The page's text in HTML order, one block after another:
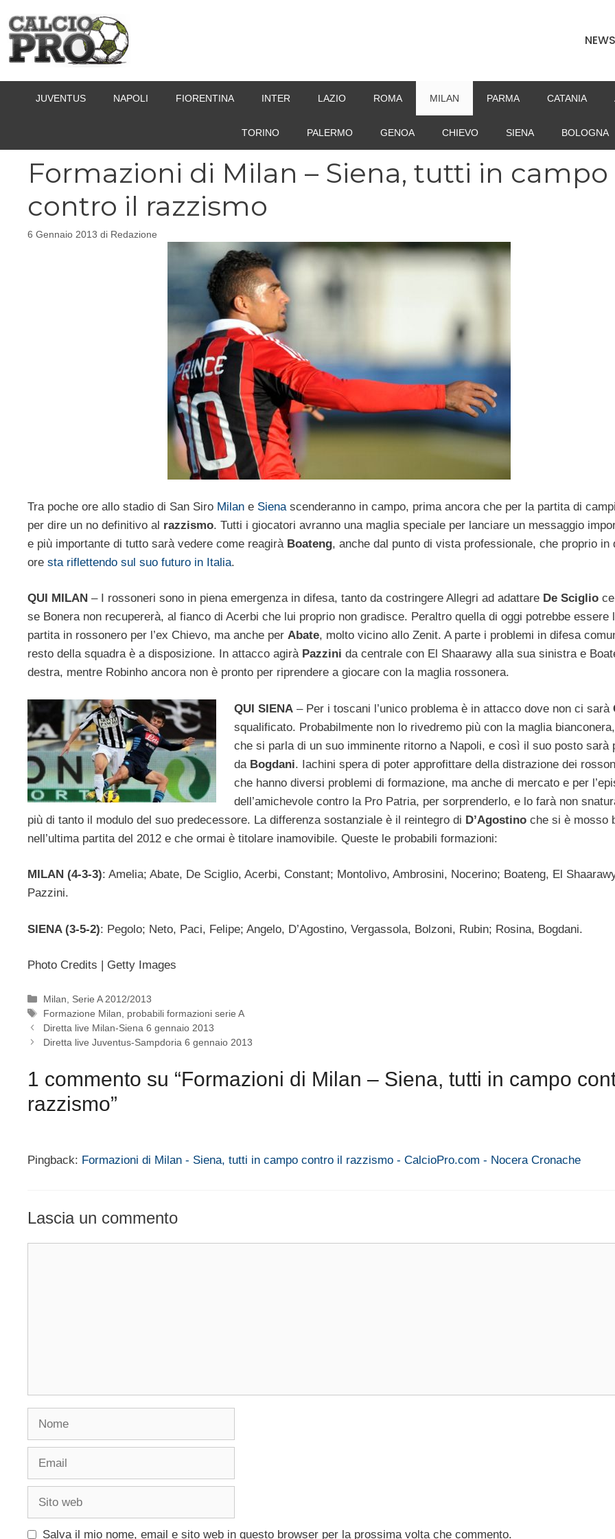
contenuto
NEWS
JUVENTUS NAPOLI FIORENTINA INTER LAZIO ROMA MILAN PARMA CATANIA
TORINO PALERMO GENOA CHIEVO SIENA BOLOGNA
Formazioni di Milan – Siena, tutti in campo
contro il razzismo
6 Gennaio 2013 di Redazione
Tra poche ore allo stadio di San Siro Milan e Siena scenderanno in campo, prima ancora che per la partita di
per dire un no definitivo al razzismo. Tutti i giocatori avranno una maglia speciale per lanciare un messaggio
e più importante di tutto sarà vedere come reagirà Boateng, anche dal punto di vista professionale, che proprio in
ore sta riflettendo sul suo futuro in Italia.
QUI MILAN – I rossoneri sono in piena emergenza in difesa, tanto da costringere Allegri ad adattare De Sciglio
se Bonera non recupererà, al fianco di Acerbi che lui proprio non gradisce. Peraltro quella di oggi potrebbe essere
partita in rossonero per l’ex Chievo, ma anche per Abate, molto vicino allo Zenit. A parte i problemi in difesa
resto della squadra è a disposizione. In attacco agirà Pazzini da centrale con El Shaarawy alla sua sinistra e
destra, mentre Robinho ancora non è pronto per riprendere a giocare con la maglia rossonera.
QUI SIENA– Per i toscani l’unico problema è in attacco dove non ci sarà
squalificato. Probabilmente non lo rivedremo più con la maglia
che si parla di un suo imminente ritorno a Napoli, e così il suo posto sarà
da Bogdani. Iachini spera di poter approfittare della distrazione dei
che hanno diversi problemi di formazione, ma anche di mercato e per
dell’amichevole contro la Pro Patria, per sorprenderlo, e lo farà non
più di tanto il modulo del suo predecessore. La differenza sostanziale è il reintegro di D’Agostino che si è mosso
nell’ultima partita del 2012 e che ormai è titolare inamovibile. Queste le probabili formazioni:
MILAN (4-3-3): Amelia; Abate, De Sciglio, Acerbi, Constant; Montolivo, Ambrosini, Nocerino; Boateng, El
Pazzini.
SIENA (3-5-2): Pegolo; Neto, Paci, Felipe; Angelo, D’Agostino, Vergassola, Bolzoni, Rubin; Rosina, Bogdani.
Photo Credits | Getty Images
Categorie
Milan
Serie A 2012/2013
Tag
Formazione Milan
probabili formazioni serie A
Diretta live Milan-Siena 6 gennaio 2013
Diretta live Juventus-Sampdoria 6 gennaio 2013
1 commento su “Formazioni di Milan – Siena, tutti in campo
razzismo”
Pingback: Formazioni di Milan - Siena, tutti in campo contro il razzismo - CalcioPro.com - Nocera Cronache
Lascia un commento
Salva il mio nome, email e sito web in questo browser per la prossima volta che commento.